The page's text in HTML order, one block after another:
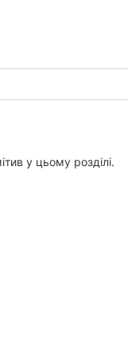
у цьому розділі.